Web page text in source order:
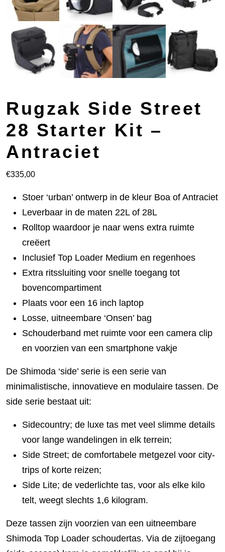
Rugzak Side Street
28 Starter Kit –
Antraciet
€335,00
Stoer ‘urban’ ontwerp in de kleur Boa of Antraciet
Leverbaar in de maten 22L of 28L
Rolltop waardoor je naar wens extra ruimte
creëert
Inclusief Top Loader Medium en regenhoes
Extra ritssluiting voor snelle toegang tot
bovencompartiment
Plaats voor een 16 inch laptop
Losse, uitneembare ‘Onsen’ bag
Schouderband met ruimte voor een camera clip
en voorzien van een smartphone vakje
De Shimoda ‘side’ serie is een serie van
minimalistische, innovatieve en modulaire tassen. De
side serie bestaat uit:
Sidecountry; de luxe tas met veel slimme details
voor lange wandelingen in elk terrein;
Side Street; de comfortabele metgezel voor city-
trips of korte reizen;
Side Lite; de vederlichte tas, voor als elke kilo
telt, weegt slechts 1,6 kilogram.
Deze tassen zijn voorzien van een uitneembare
Shimoda Top Loader schoudertas. Via de zijtoegang